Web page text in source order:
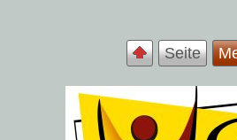
Seite